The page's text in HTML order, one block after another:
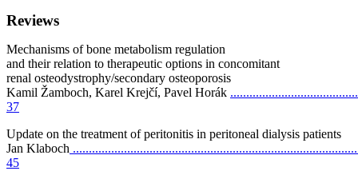
Reviews
Mechanisms of bone metabolism regulation
and their relation to therapeutic options in concomitant
renal osteodystrophy/secondary osteoporosis
Kamil Žamboch, Karel Krejčí, Pavel Horák
37
Update on the treatment of peritonitis in peritoneal dialysis patients
Jan Klaboch
45